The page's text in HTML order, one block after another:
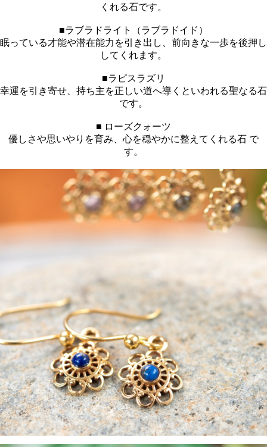
くれる石です。
■ラブラドライト（ラブラドイド）
眠っている才能や潜在能力を引き出し、前向きな一歩を後押し
してくれます。
■ラピスラズリ
幸運を引き寄せ、持ち主を正しい道へ導くといわれる聖なる石
です。
■ ローズクォーツ
優しさや思いやりを育み、心を穏やかに整えてくれる石 で
す。